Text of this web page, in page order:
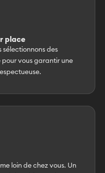
place
sélectionnons des
vous garantir une
loin de chez vous. Un